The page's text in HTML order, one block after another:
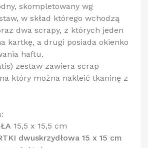
skompletowany wg
w skład którego wchodzą
dwa scrapy, z których jeden
kartkę, a drugi posiada okienko
haftu.
zestaw zawiera scrap
który można nakleić tkaninę z
15,5 x 15,5 cm
dwuskrzydłowa 15 x 15 cm